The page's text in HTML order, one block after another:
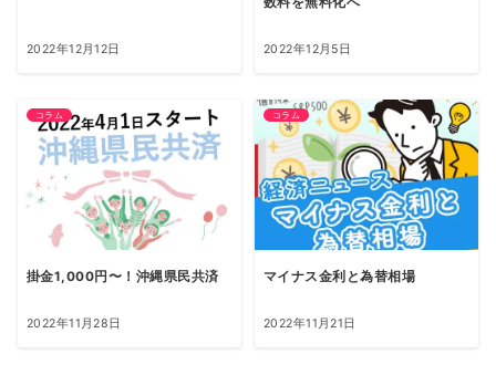
2022年12月12日 2022年12月5日
コラム
掛金1,000円〜！沖縄県民共済
2022年11月28日
コラム
マイナス金利と為替相場
2022年11月21日